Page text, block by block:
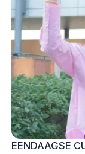
EENDAAGSE